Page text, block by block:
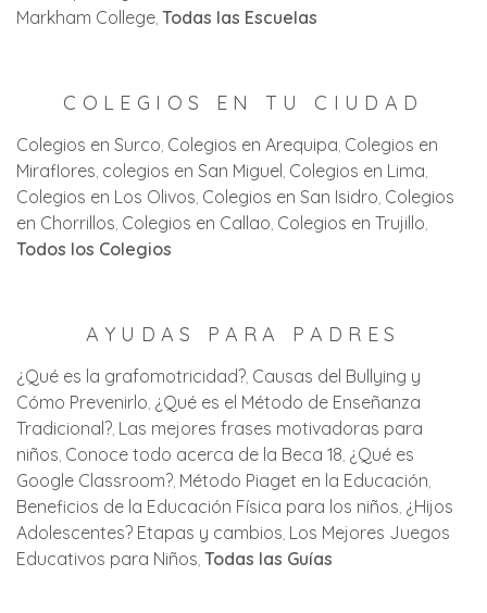
Markham College Todas las Escuelas
COLEGIOS EN TU CIUDAD
Colegios en Surco Colegios en Arequipa Colegios en
Miraflores colegios en San Miguel Colegios en Lima
Colegios en Los Olivos Colegios en San Isidro Colegios
en Chorrillos Colegios en Callao Colegios en Trujillo
Todos los Colegios
AYUDAS PARA PADRES
¿Qué es la grafomotricidad? Causas del Bullying y
Cómo Prevenirlo ¿Qué es el Método de Enseñanza
Tradicional? Las mejores frases motivadoras para
niños Conoce todo acerca de la Beca 18 ¿Qué es
Google Classroom? Método Piaget en la Educación
Beneficios de la Educación Física para los niños ¿Hijos
Adolescentes? Etapas y cambios Los Mejores Juegos
Educativos para Niños Todas las Guías